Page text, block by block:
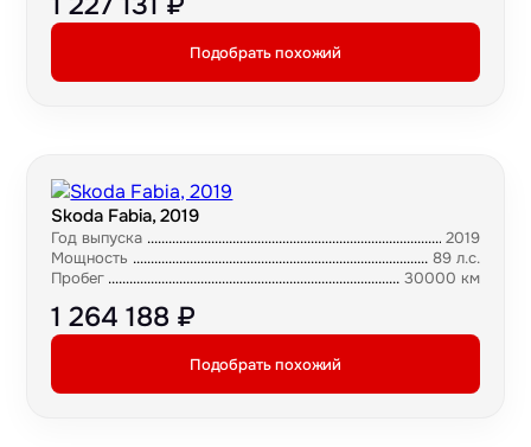
Подобрать похожий
Skoda Fabia, 2019
Год выпуска
2019
Мощность
89 л.с.
Пробег
30000 км
1 264 188 ₽
Подобрать похожий